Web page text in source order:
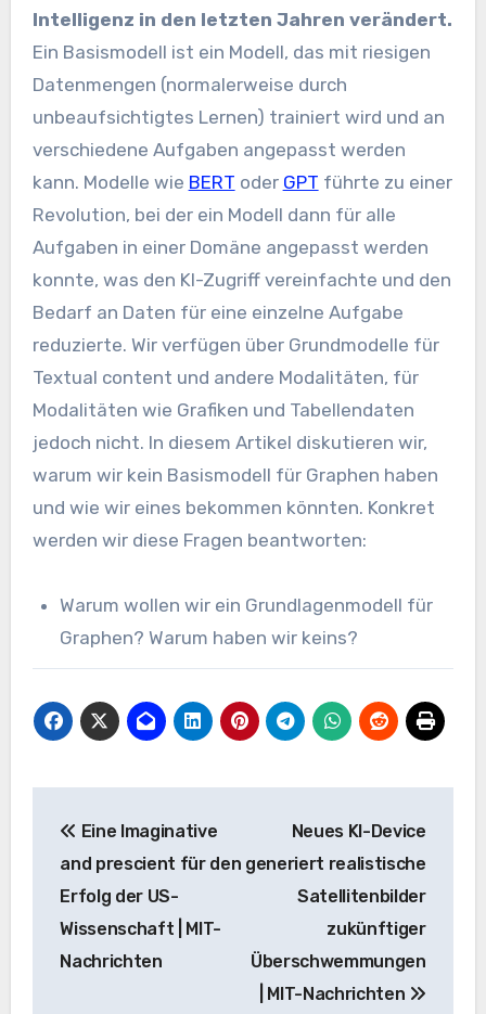
Intelligenz in den letzten Jahren verändert.
Ein Basismodell ist ein Modell, das mit riesigen
Datenmengen (normalerweise durch
unbeaufsichtigtes Lernen) trainiert wird und an
verschiedene Aufgaben angepasst werden
kann. Modelle wie BERT oder GPT führte zu einer
Revolution, bei der ein Modell dann für alle
Aufgaben in einer Domäne angepasst werden
konnte, was den KI-Zugriff vereinfachte und den
Bedarf an Daten für eine einzelne Aufgabe
reduzierte. Wir verfügen über Grundmodelle für
Textual content und andere Modalitäten, für
Modalitäten wie Grafiken und Tabellendaten
jedoch nicht. In diesem Artikel diskutieren wir,
warum wir kein Basismodell für Graphen haben
und wie wir eines bekommen könnten. Konkret
werden wir diese Fragen beantworten:
Warum wollen wir ein Grundlagenmodell für
Graphen? Warum haben wir keins?
Navigation
Eine Imaginative
and prescient für den
Erfolg der US-
Wissenschaft | MIT-
Nachrichten
Neues KI-Device
generiert realistische
Satellitenbilder
zukünftiger
Überschwemmungen
| MIT-Nachrichten